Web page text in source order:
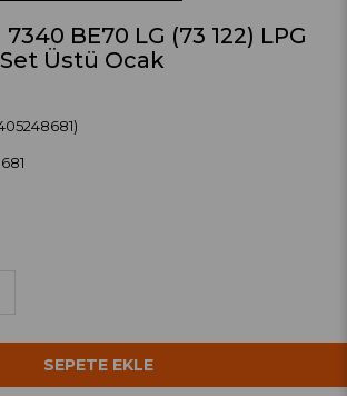
BE70 LG (73 122) LPG
Üstü Ocak